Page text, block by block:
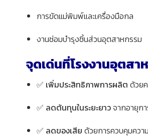
การขัดแม่พิมพ์และเครื่องมือกล
งานซ่อมบำรุงชิ้นส่วนอุตสาหกรรม
จุดเด่นที่โรงงานอุตสา
✅ เพิ่มประสิทธิภาพการผลิต ด้วย
✅ ลดต้นทุนในระยะยาวจากอายุกา
✅ ลดของเสีย ด้วยการควบคุมควา